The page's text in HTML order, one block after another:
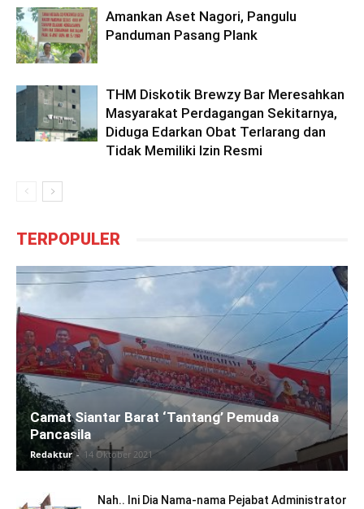
Amankan Aset Nagori, Pangulu
Panduman Pasang Plank
THM Diskotik Brewzy Bar Meresahkan
Masyarakat Perdagangan Sekitarnya,
Diduga Edarkan Obat Terlarang dan
Tidak Memiliki Izin Resmi
TERPOPULER
Camat Siantar Barat ‘Tantang’ Pemuda
Pancasila
Redaktur - 14 Oktober 2021
Nah.. Ini Dia Nama-nama Pejabat Administrator